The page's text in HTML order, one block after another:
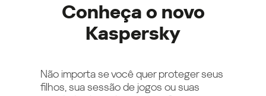
Conheça o novo
Kaspersky
Não importa se você quer proteger seus
filhos, sua sessão de jogos ou suas